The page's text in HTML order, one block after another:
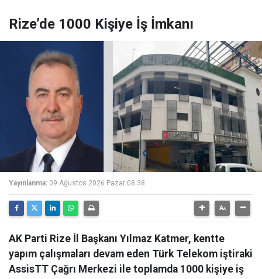
Rize’de 1000 Kişiye İş İmkanı
Yayınlanma: 09 Ağustos 2026 Pazar 08:38
AK Parti Rize İl Başkanı Yılmaz Katmer, kentte
yapım çalışmaları devam eden Türk Telekom iştiraki
AssisTT Çağrı Merkezi ile toplamda 1000 kişiye iş